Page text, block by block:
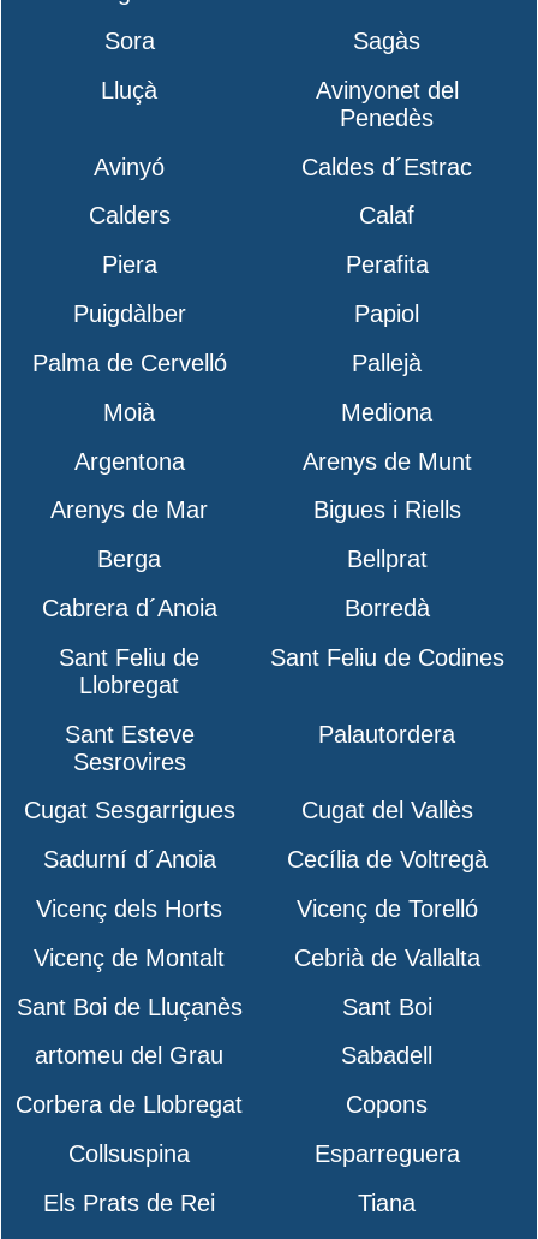
Sora
Sagàs
Lluçà
Avinyonet del
Penedès
Avinyó
Caldes d´Estrac
Calders
Calaf
Piera
Perafita
Puigdàlber
Papiol
Palma de Cervelló
Pallejà
Moià
Mediona
Argentona
Arenys de Munt
Arenys de Mar
Bigues i Riells
Berga
Bellprat
Cabrera d´Anoia
Borredà
Sant Feliu de
Llobregat
Sant Feliu de Codines
Sant Esteve
Sesrovires
Palautordera
Cugat Sesgarrigues
Cugat del Vallès
Sadurní d´Anoia
Cecília de Voltregà
Vicenç dels Horts
Vicenç de Torelló
Vicenç de Montalt
Cebrià de Vallalta
Sant Boi de Lluçanès
Sant Boi
artomeu del Grau
Sabadell
Corbera de Llobregat
Copons
Collsuspina
Esparreguera
Els Prats de Rei
Tiana